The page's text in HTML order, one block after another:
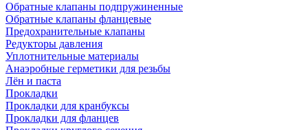
Обратные клапаны подпружиненные
Обратные клапаны фланцевые
Предохранительные клапаны
Редукторы давления
Уплотнительные материалы
Анаэробные герметики для резьбы
Лён и паста
Прокладки
Прокладки для кранбуксы
Прокладки для фланцев